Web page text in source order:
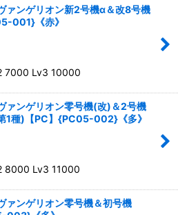
ンゲリオン新2号機α＆改8号機
001}《赤》
7000 Lv3 10000
ンゲリオン零号機(改)＆2号機
1種)【PC】{PC05-002}《多》
8000 Lv3 11000
ンゲリオン零号機＆初号機